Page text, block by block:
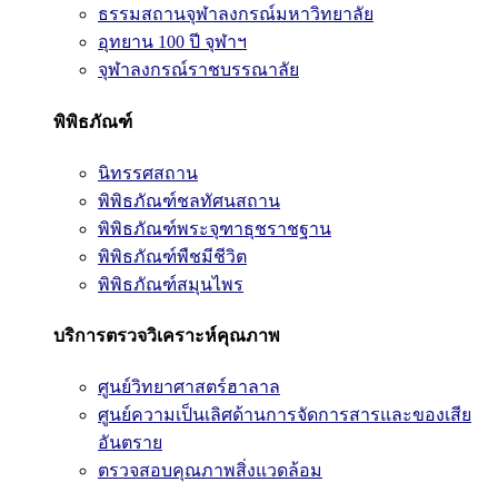
ธรรมสถานจุฬาลงกรณ์มหาวิทยาลัย
อุทยาน 100 ปี จุฬาฯ
จุฬาลงกรณ์ราชบรรณาลัย
พิพิธภัณฑ์
นิทรรศสถาน
พิพิธภัณฑ์ชลทัศนสถาน
พิพิธภัณฑ์พระจุฑาธุชราชฐาน
พิพิธภัณฑ์พืชมีชีวิต
พิพิธภัณฑ์สมุนไพร
บริการตรวจวิเคราะห์คุณภาพ
ศูนย์วิทยาศาสตร์ฮาลาล
ศูนย์ความเป็นเลิศด้านการจัดการสารและของเสีย
อันตราย
ตรวจสอบคุณภาพสิ่งแวดล้อม